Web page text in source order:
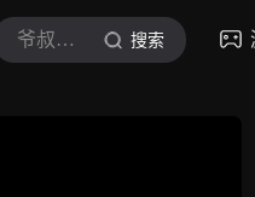
爷叔街坊 搜索